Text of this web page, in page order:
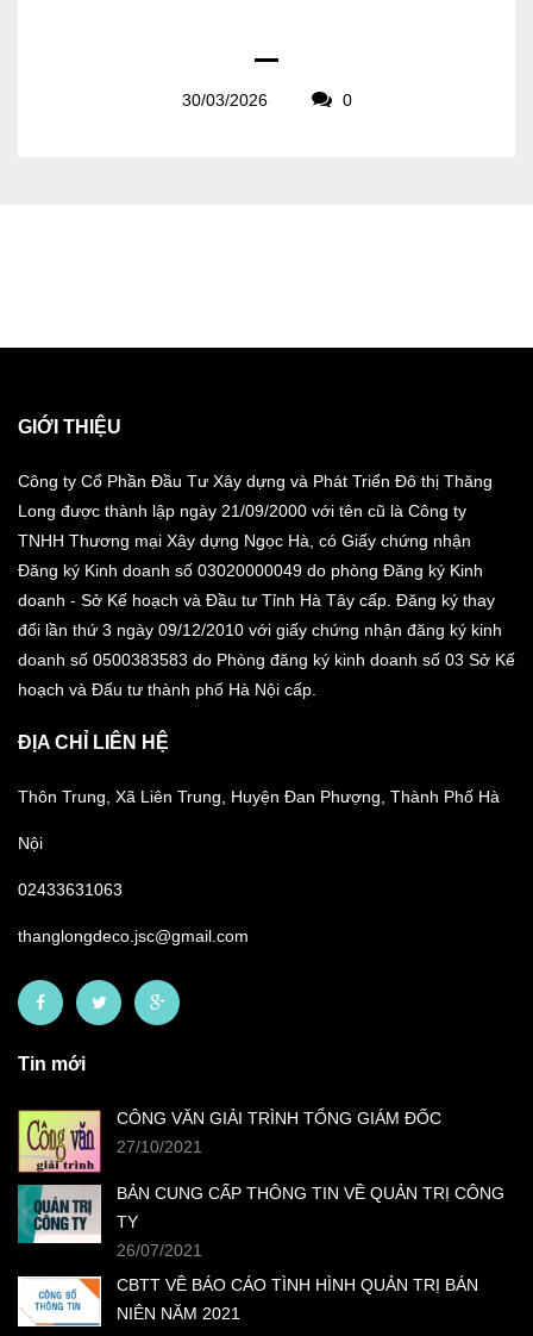
30/03/2026 0
GIỚI THIỆU
Công ty Cổ Phần Đầu Tư Xây dựng và Phát Triển Đô thị Thăng
Long được thành lập ngày 21/09/2000 với tên cũ là Công ty
TNHH Thương mại Xây dựng Ngọc Hà, có Giấy chứng nhận
Đăng ký Kinh doanh số 03020000049 do phòng Đăng ký Kinh
doanh - Sở Kế hoạch và Đầu tư Tỉnh Hà Tây cấp. Đăng ký thay
đổi lần thứ 3 ngày 09/12/2010 với giấy chứng nhận đăng ký kinh
doanh số 0500383583 do Phòng đăng ký kinh doanh số 03 Sở Kế
hoạch và Đấu tư thành phố Hà Nội cấp.
ĐỊA CHỈ LIÊN HỆ
Thôn Trung, Xã Liên Trung, Huyện Đan Phượng, Thành Phố Hà
Nội
02433631063
thanglongdeco.jsc@gmail.com
Tin mới
CÔNG VĂN GIẢI TRÌNH TỔNG GIÁM ĐỐC
27/10/2021
BẢN CUNG CẤP THÔNG TIN VỀ QUẢN TRỊ CÔNG
TY
26/07/2021
CBTT VỀ BÁO CÁO TÌNH HÌNH QUẢN TRỊ BÁN
NIÊN NĂM 2021